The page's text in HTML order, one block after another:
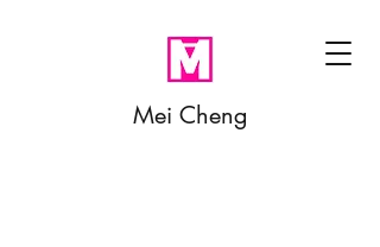
Mei Cheng